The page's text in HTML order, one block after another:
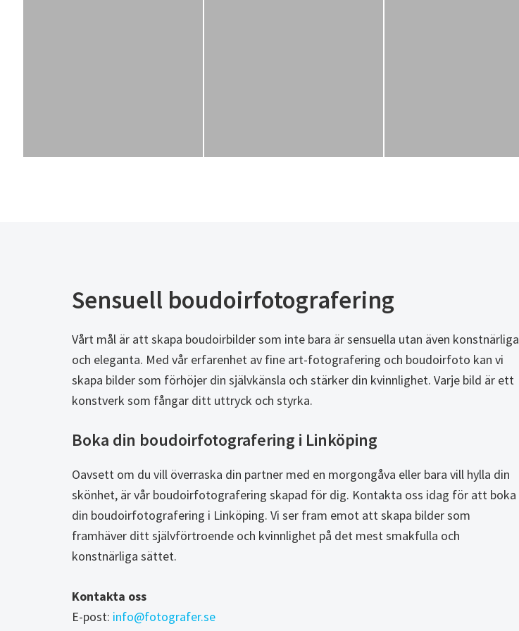
Sensuell boudoirfotografering
Vårt mål är att skapa boudoirbilder som inte bara är sensuella utan även konstnärliga
och eleganta. Med vår erfarenhet av fine art-fotografering och boudoirfoto kan vi
skapa bilder som förhöjer din självkänsla och stärker din kvinnlighet. Varje bild är ett
konstverk som fångar ditt uttryck och styrka.
Boka din boudoirfotografering i Linköping
Oavsett om du vill överraska din partner med en morgongåva eller bara vill hylla din
skönhet, är vår boudoirfotografering skapad för dig. Kontakta oss idag för att boka
din boudoirfotografering i Linköping. Vi ser fram emot att skapa bilder som
framhäver ditt självförtroende och kvinnlighet på det mest smakfulla och
konstnärliga sättet.
Kontakta oss
E-post: info@fotografer.se